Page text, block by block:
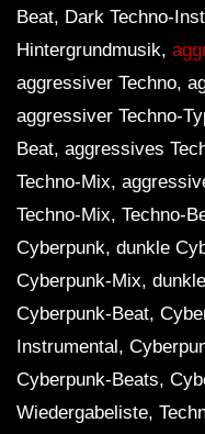
Beat, Dark Techno-
Hintergrundmusik,
aggressiver Techno,
aggressiver Techno-
Beat, aggressives
Techno-Mix,
Techno-Mix, Techno-
Cyberpunk, dunkle
Cyberpunk-Mix,
Cyberpunk-Beat,
Instrumental,
Cyberpunk-Beats,
Wiedergabeliste,